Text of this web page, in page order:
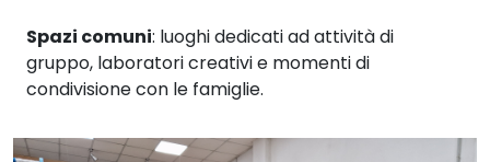
Spazi comuni: luoghi dedicati ad attività di
gruppo, laboratori creativi e momenti di
condivisione con le famiglie.